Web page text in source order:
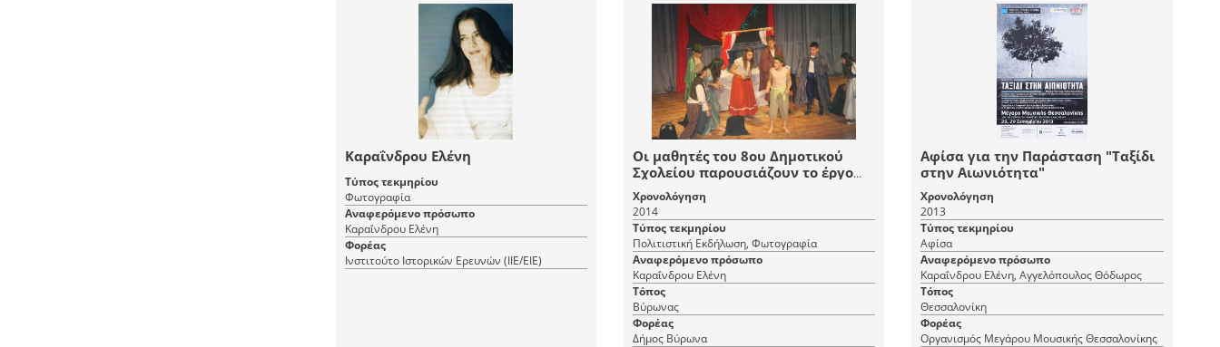
Καραΐνδρου Ελένη
Τύπος τεκμηρίου
Φωτογραφία
Αναφερόμενο πρόσωπο
Καραΐνδρου Ελένη
Φορέας
Ινστιτούτο Ιστορικών Ερευνών (ΙΙΕ/ΕΙΕ)
Οι μαθητές του 8ου Δημοτικού
Σχολείου παρουσιάζουν το έργο
"Αμέλια, η νεράιδα των αστεριών"
του Δημήτρη Αδάμη
Χρονολόγηση
2014
Τύπος τεκμηρίου
Πολιτιστική Εκδήλωση, Φωτογραφία
Αναφερόμενο πρόσωπο
Καραΐνδρου Ελένη
Τόπος
Βύρωνας
Φορέας
Δήμος Βύρωνα
Αφίσα για την Παράσταση "Ταξίδι
στην Αιωνιότητα"
Χρονολόγηση
2013
Τύπος τεκμηρίου
Αφίσα
Αναφερόμενο πρόσωπο
Καραΐνδρου Ελένη, Αγγελόπουλος Θόδωρος
Τόπος
Θεσσαλονίκη
Φορέας
Οργανισμός Μεγάρου Μουσικής Θεσσαλονίκης